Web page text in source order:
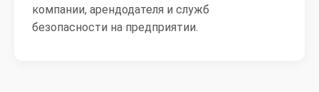
компании, арендодателя и служб
безопасности на предприятии.